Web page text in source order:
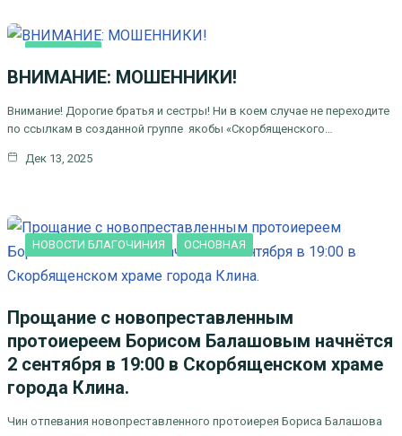
ВНИМАНИЕ: МОШЕННИКИ!
Внимание! Дорогие братья и сестры! Ни в коем случае не переходите
по ссылкам в созданной группе якобы «Скорбященского…
Дек 13, 2025
НОВОСТИ БЛАГОЧИНИЯ ОСНОВНАЯ
Прощание с новопреставленным
протоиереем Борисом Балашовым начнётся
2 сентября в 19:00 в Скорбященском храме
города Клина.
Чин отпевания новопреставленного протоиерея Бориса Балашова